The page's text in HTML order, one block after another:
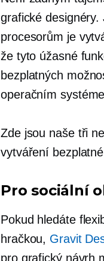
grafické
procesorům je
že tyto úžasné
bezplatných
operačním
Zde jsou naše tři
vytváření
Pro sociální
Pokud hledáte
hračkou, Gravit
pro grafický návrh